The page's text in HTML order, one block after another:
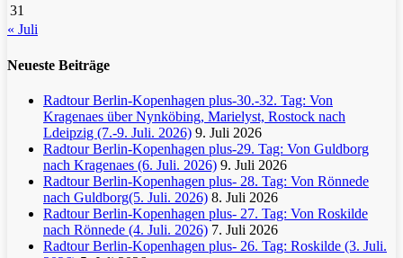
31
« Juli
Neueste Beiträge
Radtour Berlin-Kopenhagen plus-30.-32. Tag: Von
Kragenaes über Nynköbing, Marielyst, Rostock nach
Ldeipzig (7.-9. Juli. 2026) 9. Juli 2026
Radtour Berlin-Kopenhagen plus-29. Tag: Von Guldborg
nach Kragenaes (6. Juli. 2026) 9. Juli 2026
Radtour Berlin-Kopenhagen plus- 28. Tag: Von Rönnede
nach Guldborg(5. Juli. 2026) 8. Juli 2026
Radtour Berlin-Kopenhagen plus- 27. Tag: Von Roskilde
nach Rönnede (4. Juli. 2026) 7. Juli 2026
Radtour Berlin-Kopenhagen plus- 26. Tag: Roskilde (3. Juli.